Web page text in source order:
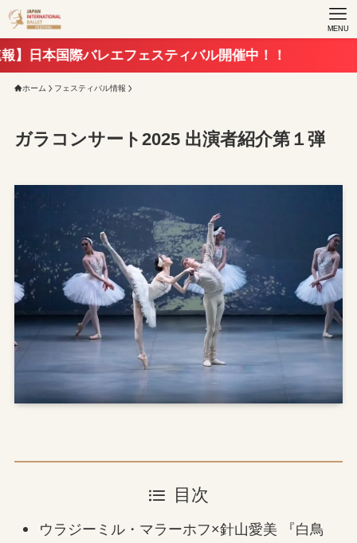
MENU
レエフェスティバル開催中！！
ホーム フェスティバル情報
ガラコンサート2025 出演者紹介第１弾
目次
ウラジーミル・マラーホフ×針山愛美 『白鳥